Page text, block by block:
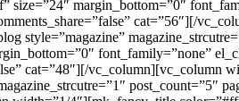
margin_bottom=”0″
cat=”56″][/
style=”magazine”
font_family=”none”
cat=”48″][/vc_column][vc_column